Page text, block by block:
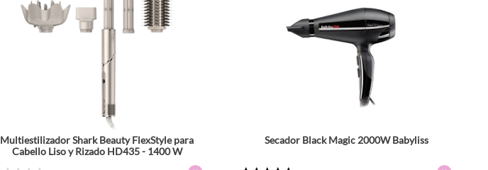
Multiestilizador Shark Beauty FlexStyle para
Cabello Liso y Rizado HD435 - 1400 W
Secador Black Magic 2000W Babyliss